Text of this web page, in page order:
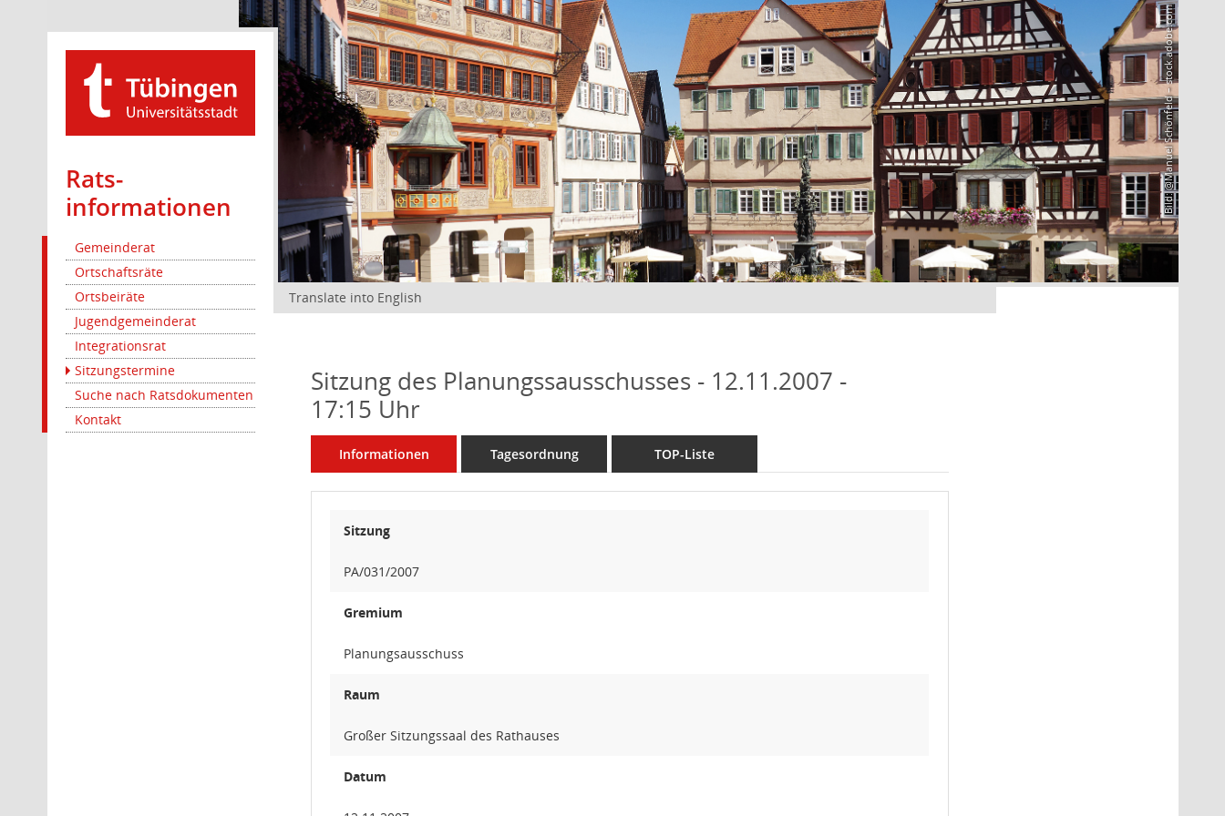
Rats­
informationen
Gemeinderat
Ortschaftsräte
Ortsbeiräte
Jugendgemeinderat
Integrationsrat
Sitzungstermine
Suche nach Ratsdokumenten
Kontakt
Bild: @Manuel Schönfeld – stock.adobe.com
Translate into English
Sitzung des Planungssausschusses - 12.11.2007 -
17:15 Uhr
Informationen Tagesordnung TOP-Liste
Sitzung
PA/031/2007
Gremium
Planungsausschuss
Raum
Großer Sitzungssaal des Rathauses
Datum